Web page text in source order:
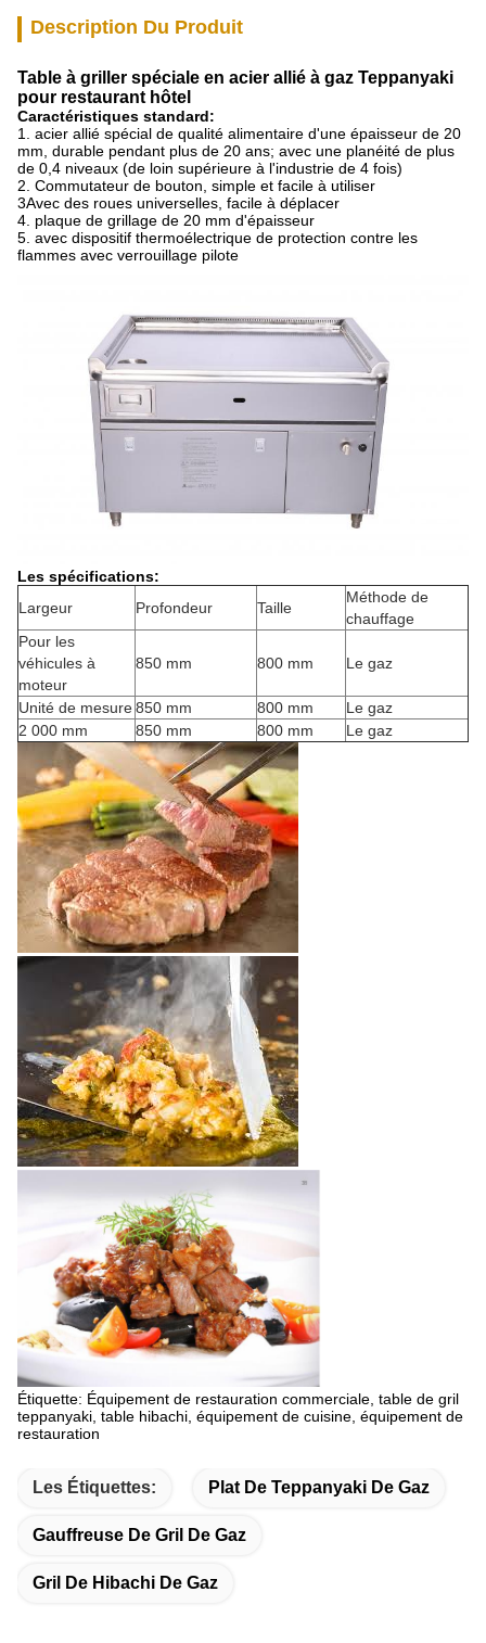
Description Du Produit
Table à griller spéciale en acier allié à gaz Teppanyaki
pour restaurant hôtel
Caractéristiques standard:
1. acier allié spécial de qualité alimentaire d'une épaisseur de 20
mm, durable pendant plus de 20 ans; avec une planéité de plus
de 0,4 niveaux (de loin supérieure à l'industrie de 4 fois)
2. Commutateur de bouton, simple et facile à utiliser
3Avec des roues universelles, facile à déplacer
4. plaque de grillage de 20 mm d'épaisseur
5. avec dispositif thermoélectrique de protection contre les
flammes avec verrouillage pilote
Les spécifications:
Largeur
Profondeur Taille
Méthode de
chauffage
Pour les
véhicules à
moteur
850 mm 800 mm Le gaz
Unité de mesure850 mm 800 mm
Le gaz
2 000 mm
850 mm 800 mm Le gaz
Étiquette: Équipement de restauration commerciale, table de gril
teppanyaki, table hibachi, équipement de cuisine, équipement de
restauration
Les Étiquettes: Plat De Teppanyaki De Gaz
Gauffreuse De Gril De Gaz
Gril De Hibachi De Gaz